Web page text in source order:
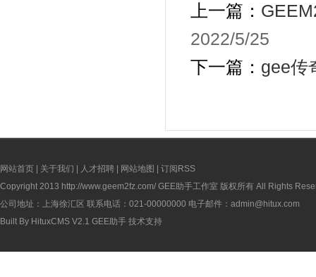
上一篇：
2022/5/25
下一篇： gee传
网站首页 关于我们 人才招聘 网站地图
订阅RSS
Copyright 2013 http://www.geem2fz.com/ GEE助手工作室 版权所有 All Rights
公司地址：上海徐汇区 联系电话：021-00000000 电子邮件：admin@hitux.com
Built By HituxCMS V2.1 GEE助手 技术支持